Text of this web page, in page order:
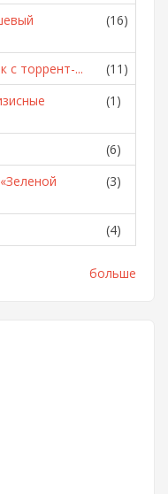
(16)
с торрент-...
(11)
(1)
(6)
(3)
(4)
больше